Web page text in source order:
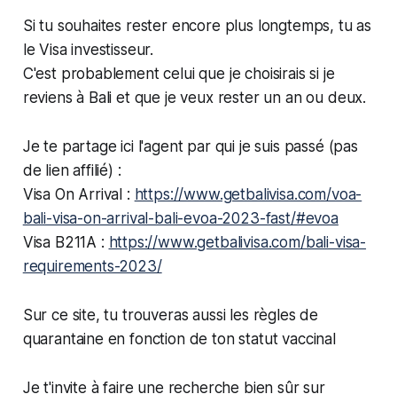
Si tu souhaites rester encore plus longtemps, tu as
le Visa investisseur.
C'est probablement celui que je choisirais si je
reviens à Bali et que je veux rester un an ou deux.
Je te partage ici l'agent par qui je suis passé (pas
de lien affilié) :
Visa On Arrival : https://www.getbalivisa.com/voa-
bali-visa-on-arrival-bali-evoa-2023-fast/#evoa
Visa B211A : https://www.getbalivisa.com/bali-visa-
requirements-2023/
Sur ce site, tu trouveras aussi les règles de
quarantaine en fonction de ton statut vaccinal
Je t'invite à faire une recherche bien sûr sur